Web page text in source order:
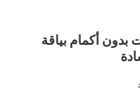
بدون أكمام بياقة